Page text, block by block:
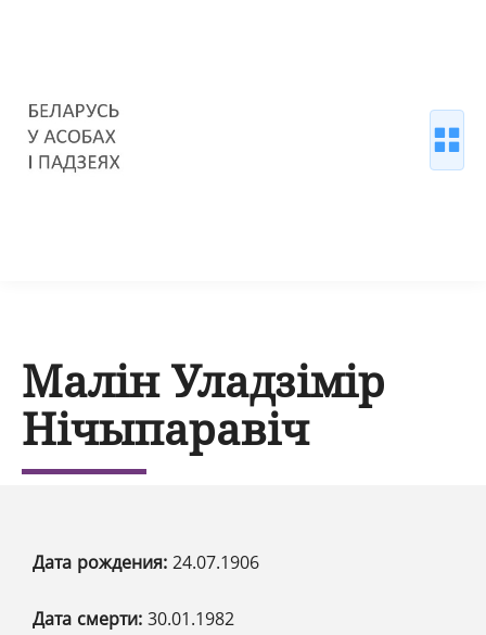
Малін Уладзімір
Нічыпаравіч
Дата рождения: 24.07.1906
Дата смерти: 30.01.1982